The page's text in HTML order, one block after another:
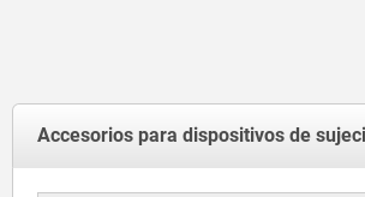
Accesorios para dispositivos de